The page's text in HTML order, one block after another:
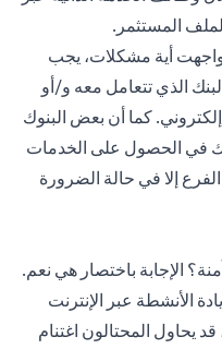
المستثمر.
واجهت أية مشكلات، يجب
الذي تتعامل معه و/أو
كما أن بعض البنوك
في الحصول على الخدمات
إلا في حالة الضرورة
الإجابة باختصار هي نعم.
الأنشطة عبر الإنترنت
يحاول المحتالون اغتنام